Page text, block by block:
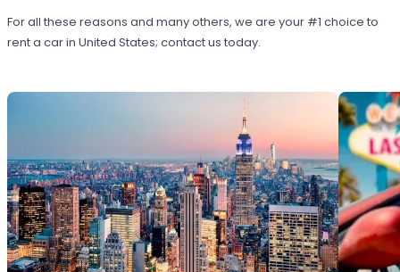
For all these reasons and many others, we are your #1 choice to
rent a car in United States; contact us today.